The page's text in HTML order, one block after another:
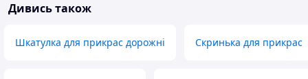
Дивись також
Шкатулка для прикрас дорожні Скринька для прикрас